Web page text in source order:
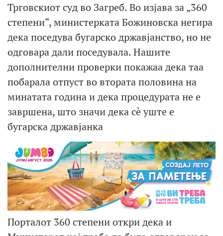
Трговскиот суд во Загреб. Во изјава за „360
степени“, министерката Божиновска негира
дека поседува бугарско државјанство, но не
одговара дали поседувала. Нашите
дополнителни проверки покажаа дека таа
побарала отпуст во втората половина на
минатата година и дека процедурата не е
завршена, што значи дека сè уште е
бугарска државјанка
Порталот 360 степени откри дека и